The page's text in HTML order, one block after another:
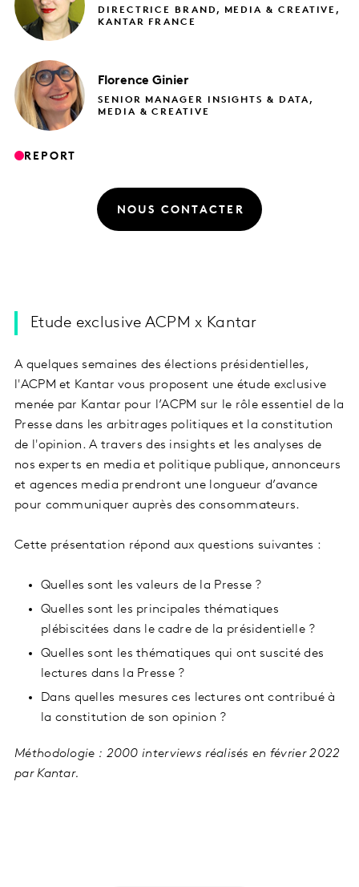
DIRECTRICE BRAND, MEDIA & CREATIVE,
KANTAR FRANCE
Florence Ginier
SENIOR MANAGER INSIGHTS & DATA,
MEDIA & CREATIVE
REPORT
NOUS CONTACTER
Etude exclusive ACPM x Kantar
A quelques semaines des élections présidentielles,
l'ACPM et Kantar vous proposent une étude exclusive
menée par Kantar pour l’ACPM sur le rôle essentiel de la
Presse dans les arbitrages politiques et la constitution
de l'opinion. A travers des insights et les analyses de
nos experts en media et politique publique, annonceurs
et agences media prendront une longueur d’avance
pour communiquer auprès des consommateurs.
Cette présentation répond aux questions suivantes :
Quelles sont les valeurs de la Presse ?
Quelles sont les principales thématiques
plébiscitées dans le cadre de la présidentielle ?
Quelles sont les thématiques qui ont suscité des
lectures dans la Presse ?
Dans quelles mesures ces lectures ont contribué à
la constitution de son opinion ?
Méthodologie : 2000 interviews réalisés en février 2022
par Kantar.